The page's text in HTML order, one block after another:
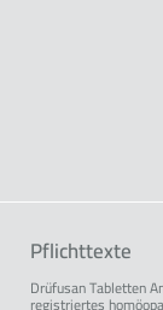
Pflichttexte
Drüfusan Tabletten